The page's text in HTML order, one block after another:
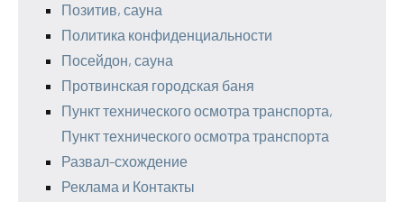
Позитив, сауна
Политика конфиденциальности
Посейдон, сауна
Протвинская городская баня
Пункт технического осмотра транспорта,
Пункт технического осмотра транспорта
Развал-схождение
Реклама и Контакты